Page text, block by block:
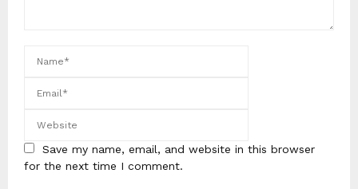
Save my name, email, and website in this browser
for the next time I comment.